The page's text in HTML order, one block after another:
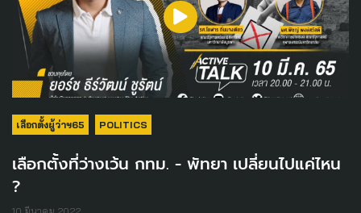
เลือกตั้งผู้ว่าฯ65 POLITICS
เลือกตั้งที่ว่างเว้น กทม. - พัทยา เปลี่ยนไปแค่ไหน
?